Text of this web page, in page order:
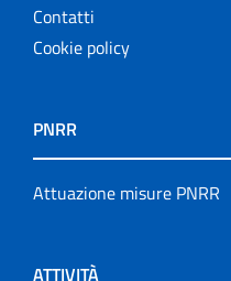
Contatti
Cookie policy
PNRR
Attuazione misure PNRR
ATTIVITÀ